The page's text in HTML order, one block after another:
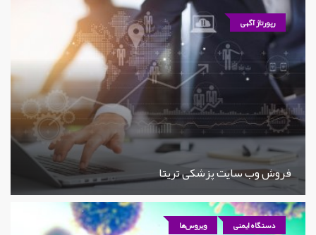
رپورتاژ آگهی
فروش وب سایت پزشکی تریتا
دستگاه ایمنی ویروس‌ها